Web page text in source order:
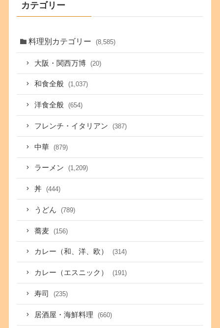
カテゴリー
料理別カテゴリー (8,585)
大阪・関西万博 (20)
和食全般 (1,037)
洋食全般 (654)
フレンチ・イタリアン (387)
中華 (879)
ラーメン (1,209)
丼 (444)
うどん (789)
蕎麦 (156)
カレー（和、洋、欧） (314)
カレー（エスニック） (191)
寿司 (235)
居酒屋・海鮮料理 (660)